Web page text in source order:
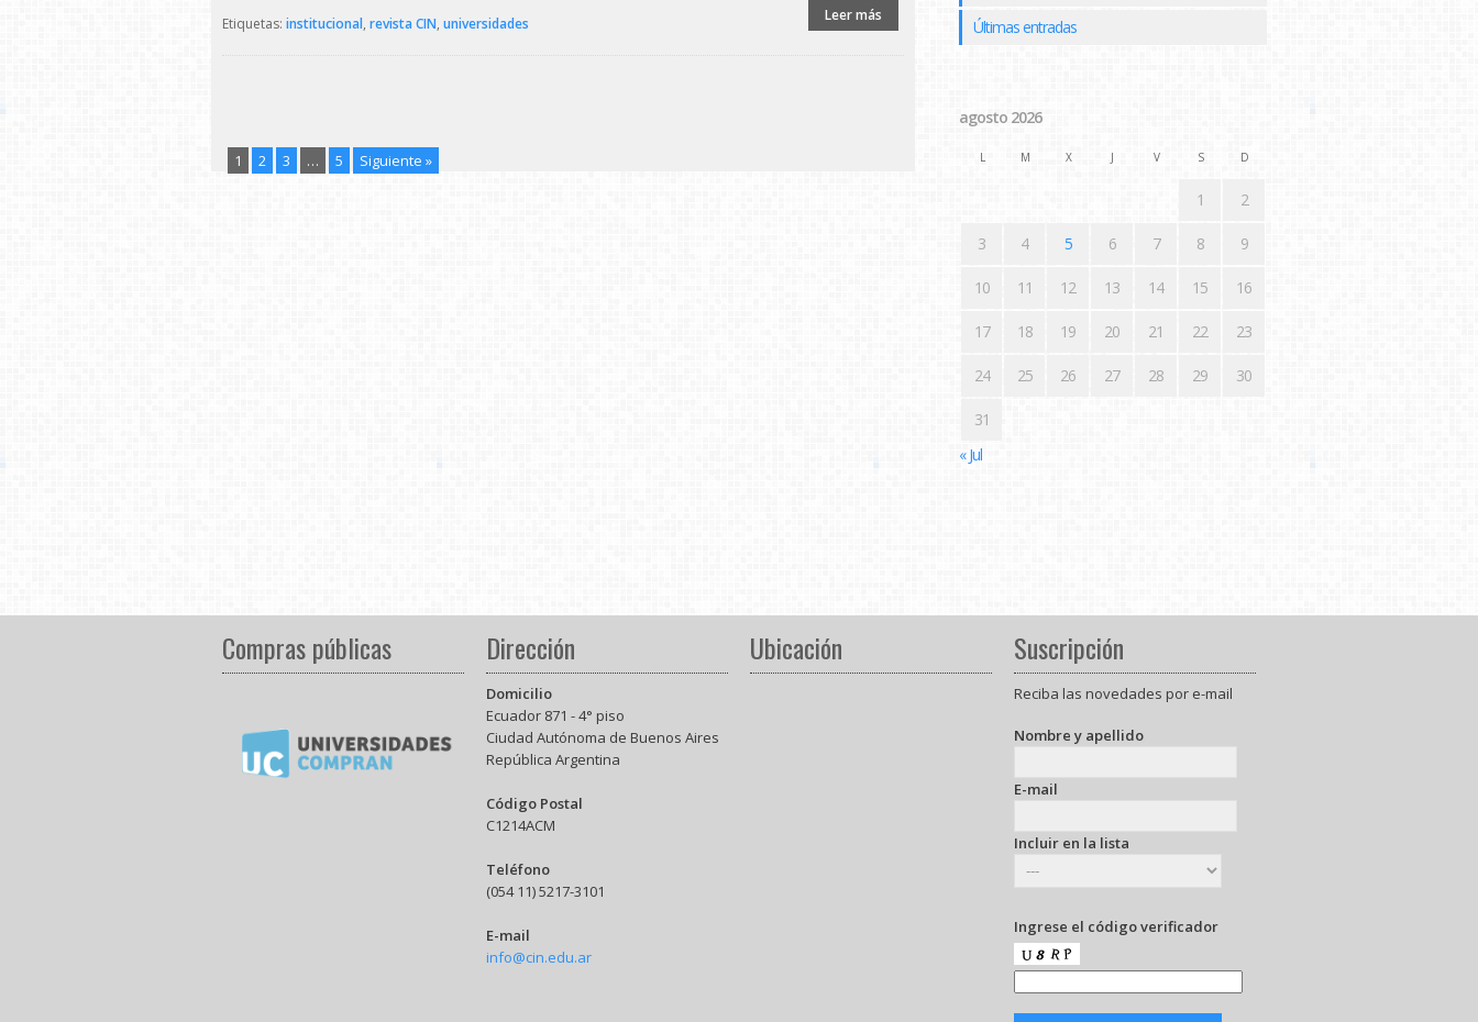
Leer más
Etiquetas: institucional, revista CIN, universidades
1 2 3 … 5 Siguiente »
Últimas entradas
agosto 2026
L M X J V S D
1 2
3 4 5 6 7 8 9
10 11 12 13 14 15 16
17 18 19 20 21 22 23
24 25 26 27 28 29 30
31
« Jul
Compras públicas Dirección
Domicilio
Ecuador 871 - 4° piso
Ciudad Autónoma de Buenos Aires
República Argentina
Código Postal
C1214ACM
Teléfono
(054 11) 5217-3101
E-mail
info@cin.edu.ar
Ubicación Suscripción
Reciba las novedades por e-mail
Nombre y apellido
E-mail
Incluir en la lista
Ingrese el código verificador